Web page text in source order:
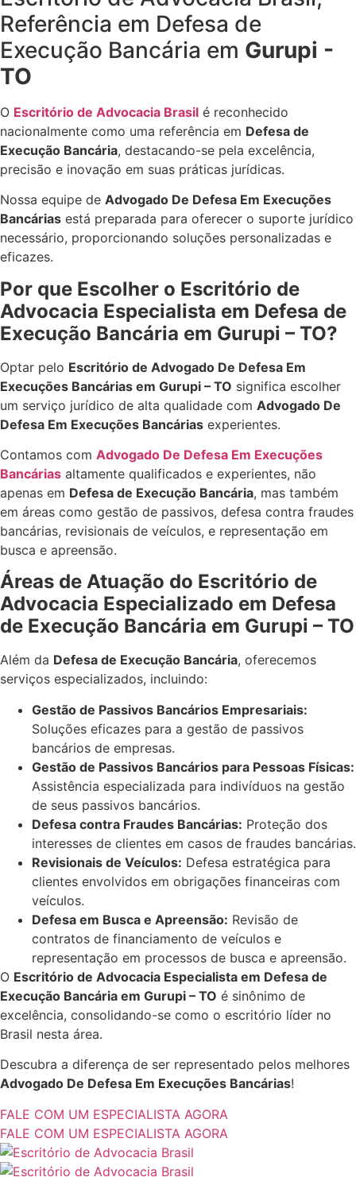
Referência em Defesa de
Execução Bancária em Gurupi -
TO
O Escritório de Advocacia Brasil é reconhecido
nacionalmente como uma referência em Defesa de
Execução Bancária, destacando-se pela excelência,
precisão e inovação em suas práticas jurídicas.
Nossa equipe de Advogado De Defesa Em Execuções
Bancárias está preparada para oferecer o suporte jurídico
necessário, proporcionando soluções personalizadas e
eficazes.
Por que Escolher o Escritório de
Advocacia Especialista em Defesa de
Execução Bancária em Gurupi – TO?
Optar pelo Escritório de Advogado De Defesa Em
Execuções Bancárias em Gurupi – TO significa escolher
um serviço jurídico de alta qualidade com Advogado De
Defesa Em Execuções Bancárias experientes.
Contamos com Advogado De Defesa Em Execuções
Bancárias altamente qualificados e experientes, não
apenas em Defesa de Execução Bancária, mas também
em áreas como gestão de passivos, defesa contra fraudes
bancárias, revisionais de veículos, e representação em
busca e apreensão.
Áreas de Atuação do Escritório de
Advocacia Especializado em Defesa
de Execução Bancária em Gurupi – TO
Além da Defesa de Execução Bancária, oferecemos
serviços especializados, incluindo:
Gestão de Passivos Bancários Empresariais:
Soluções eficazes para a gestão de passivos
bancários de empresas.
Gestão de Passivos Bancários para Pessoas Físicas:
Assistência especializada para indivíduos na gestão
de seus passivos bancários.
Defesa contra Fraudes Bancárias: Proteção dos
interesses de clientes em casos de fraudes bancárias.
Revisionais de Veículos: Defesa estratégica para
clientes envolvidos em obrigações financeiras com
veículos.
Defesa em Busca e Apreensão: Revisão de
contratos de financiamento de veículos e
representação em processos de busca e apreensão.
O Escritório de Advocacia Especialista em Defesa de
Execução Bancária em Gurupi – TO é sinônimo de
excelência, consolidando-se como o escritório líder no
Brasil nesta área.
Descubra a diferença de ser representado pelos melhores
Advogado De Defesa Em Execuções Bancárias!
FALE COM UM ESPECIALISTA AGORA
FALE COM UM ESPECIALISTA AGORA